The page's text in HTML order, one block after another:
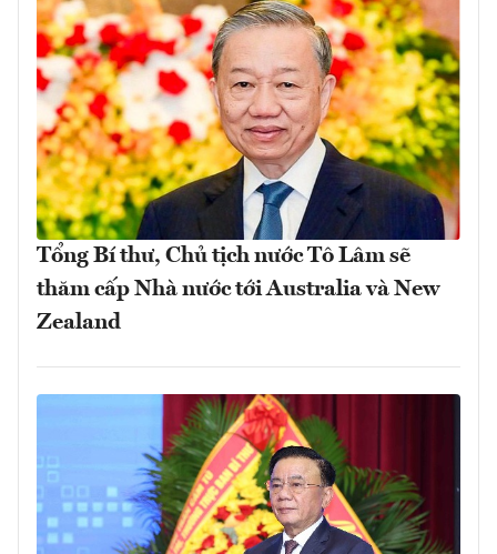
Tổng Bí thư, Chủ tịch nước Tô Lâm sẽ
thăm cấp Nhà nước tới Australia và New
Zealand